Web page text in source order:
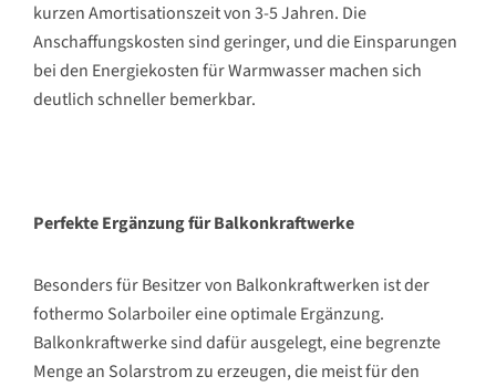
kurzen Amortisationszeit von 3-5 Jahren. Die
Anschaffungskosten sind geringer, und die Einsparungen
bei den Energiekosten für Warmwasser machen sich
deutlich schneller bemerkbar.
Perfekte Ergänzung für Balkonkraftwerke
Besonders für Besitzer von Balkonkraftwerken ist der
fothermo Solarboiler eine optimale Ergänzung.
Balkonkraftwerke sind dafür ausgelegt, eine begrenzte
Menge an Solarstrom zu erzeugen, die meist für den